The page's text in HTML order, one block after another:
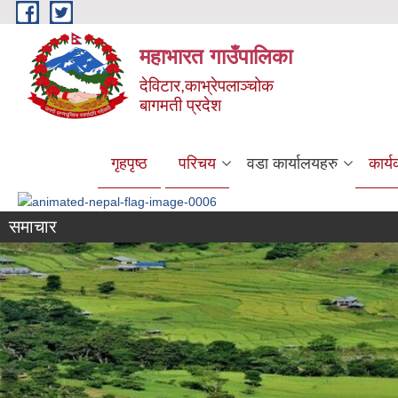
Skip to main content
महाभारत गाउँपालिका
देविटार,काभ्रेपलाञ्चोक
बागमती प्रदेश
गृहपृष्ठ परिचय वडा कार्यालयहरु
समाचार